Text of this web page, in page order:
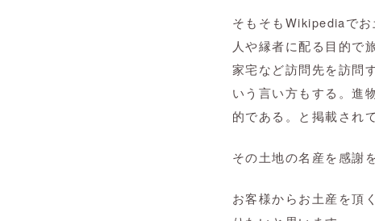
そもそもWikipediaで
人や縁者に配る目的で
家宅など訪問先を訪問
いう言い方もする。進
的である。と掲載され
その土地の名産を感謝
お客様からお土産を頂